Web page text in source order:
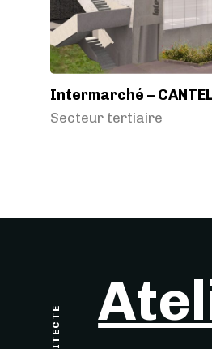
Intermarché –
Secteur tertiaire